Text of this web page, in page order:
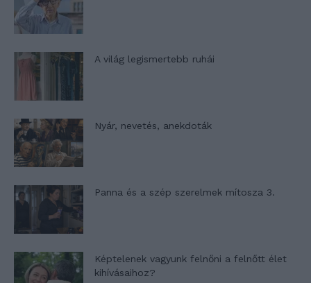
A világ legismertebb ruhái
Nyár, nevetés, anekdoták
Panna és a szép szerelmek mítosza 3.
Képtelenek vagyunk felnőni a felnőtt élet
kihívásaihoz?